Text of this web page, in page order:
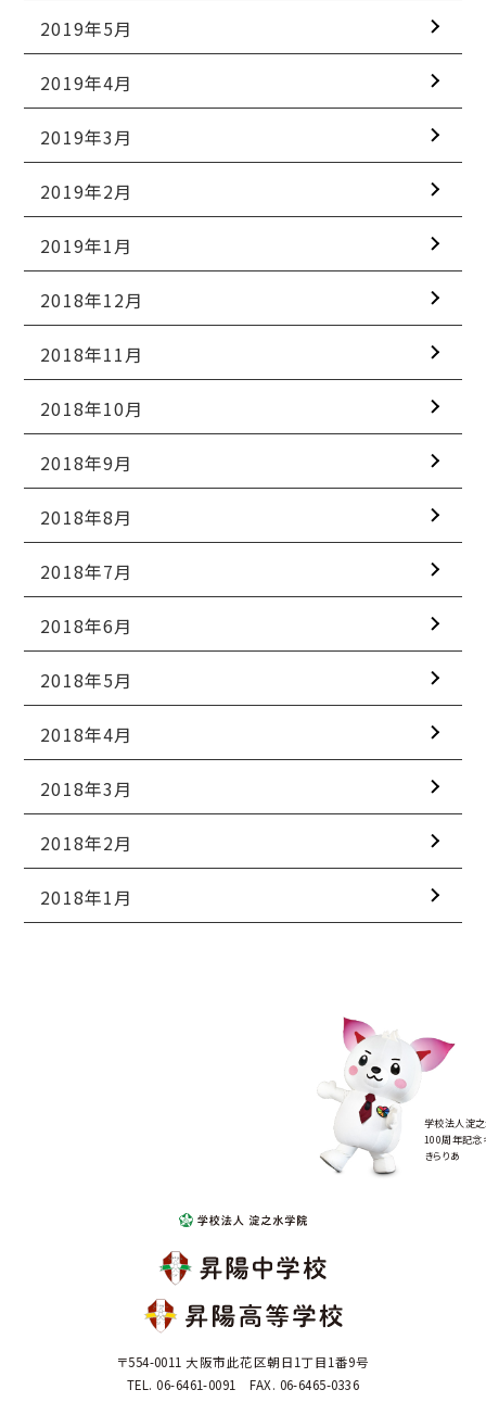
2019年5月
2019年4月
2019年3月
2019年2月
2019年1月
2018年12月
2018年11月
2018年10月
2018年9月
2018年8月
2018年7月
2018年6月
2018年5月
2018年4月
2018年3月
2018年2月
2018年1月
学校法人淀
100周年記念
きらりあ
〒554-0011 大阪市此花区朝日1丁目1番9号
TEL. 06-6461-0091 FAX. 06-6465-0336